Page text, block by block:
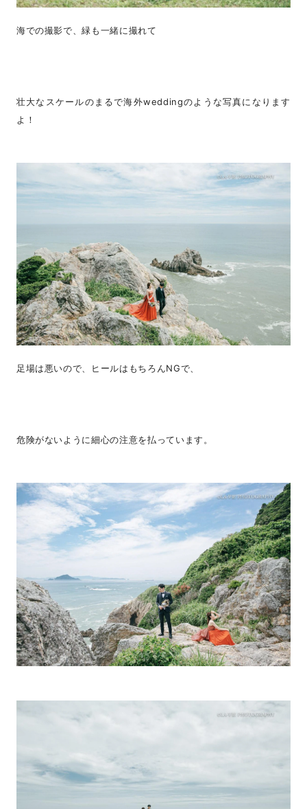
海での撮影で、緑も一緒に撮れて
壮大なスケールのまるで海外weddingのような写真になります
よ！
足場は悪いので、ヒールはもちろんNGで、
危険がないように細心の注意を払っています。